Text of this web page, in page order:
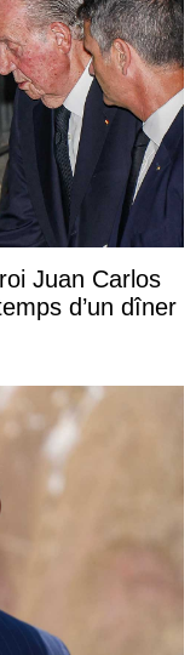
Juan Carlos
d’un dîner